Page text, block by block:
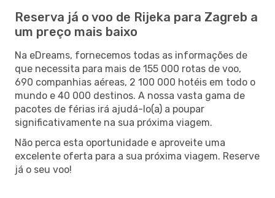
Reserva já o voo de Rijeka para Zagreb a
um preço mais baixo
Na eDreams, fornecemos todas as informações de
que necessita para mais de 155 000 rotas de voo,
690 companhias aéreas, 2 100 000 hotéis em todo o
mundo e 40 000 destinos. A nossa vasta gama de
pacotes de férias irá ajudá-lo(a) a poupar
significativamente na sua próxima viagem.
Não perca esta oportunidade e aproveite uma
excelente oferta para a sua próxima viagem. Reserve
já o seu voo!